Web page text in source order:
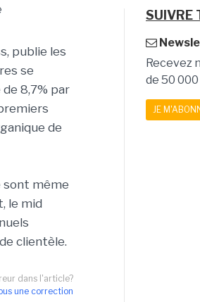
publie les
se
8,7% par
de
sont même
le mid
clientèle.
dans l'article?
une correction
SUIVRE
Recevez
de 50
JE